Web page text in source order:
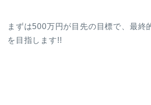
まずは500万円が目先の目標で、最終
を目指します!!